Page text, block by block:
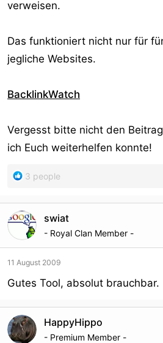
t
verweisen.
Das funktioniert nicht nur für
jegliche Websites.
BacklinkWatch
Vergesst bitte nicht den
ich Euch weiterhelfen konnte!
R
a
c
t
i
n
s
3 people
swiat
- Royal Clan Member -
11 August 2009
Gutes Tool, absolut brauchbar.
HappyHippo
- Premium Member -